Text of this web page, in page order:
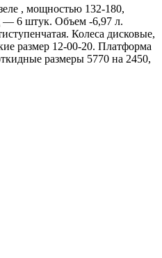
, мощностью 132-180,
— 6 штук. Объем -6,97 л.
Колеса дисковые,
размер 12-00-20. Платформа
размеры 5770 на 2450,